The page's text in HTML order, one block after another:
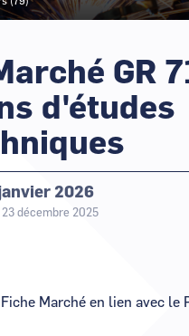
demander un nouveau
supprimer mon compte
Contactez-nous
GR
d'études
2026
décembre 2025
Marché en lien avec le